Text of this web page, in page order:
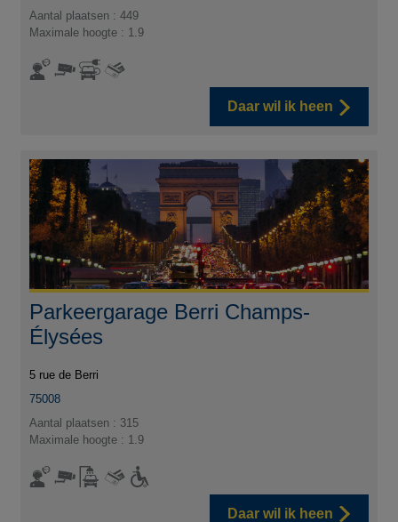
Aantal plaatsen : 449
Maximale hoogte : 1.9
Daar wil ik heen
Parkeergarage Berri Champs-
Élysées
5 rue de Berri
75008
Aantal plaatsen : 315
Maximale hoogte : 1.9
Daar wil ik heen